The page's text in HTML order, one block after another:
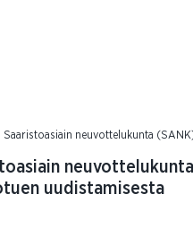
Saaristoasiain neuvottelukunta
uudistamisesta